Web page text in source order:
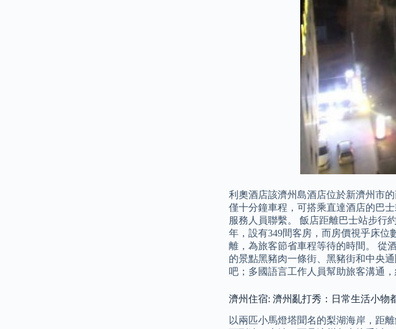
利奧酒店該濟州島酒店位於新濟州市
僅十分鐘車程，可搭乘直達酒店的巴
服務人員聯繫。 飯店距離巴士站步行
年，設有349間客房，而房價視乎床
離，為旅客節省車程等待的時間。 從
的景點黑豬肉一條街、黑豬街和中央
吧；多國語言工作人員幫助旅客溝通
濟州住宿: 濟州亂打秀：日常生活小物
以兩匹小馬燈塔聞名的梨湖海岸，距